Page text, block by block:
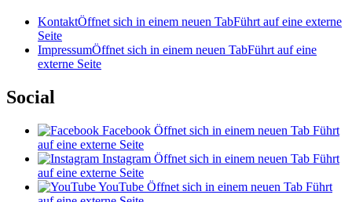
KontaktÖffnet sich in einem neuen TabFührt auf eine externe
Seite
ImpressumÖffnet sich in einem neuen TabFührt auf eine
externe Seite
Social
Facebook Öffnet sich in einem neuen Tab Führt
auf eine externe Seite
Instagram Öffnet sich in einem neuen Tab Führt
auf eine externe Seite
YouTube Öffnet sich in einem neuen Tab Führt